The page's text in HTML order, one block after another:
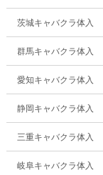
茨城キャバクラ体入
群馬キャバクラ体入
愛知キャバクラ体入
静岡キャバクラ体入
三重キャバクラ体入
岐阜キャバクラ体入